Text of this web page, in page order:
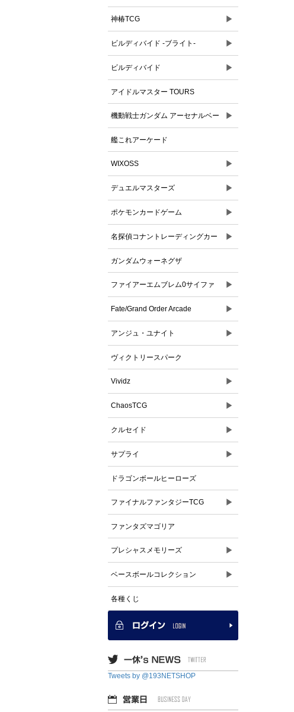
神椿TCG ▶
ビルディバイド -ブライト- ▶
ビルディバイド ▶
アイドルマスター TOURS
機動戦士ガンダム アーセナルベー
ス
▶
艦これアーケード
WIXOSS ▶
デュエルマスターズ ▶
ポケモンカードゲーム ▶
名探偵コナントレーディングカー
ドゲーム
▶
ガンダムウォーネグザ
ファイアーエムブレム0サイファ ▶
Fate/Grand Order Arcade ▶
アンジュ・ユナイト ▶
ヴィクトリースパーク
Vividz ▶
ChaosTCG ▶
クルセイド ▶
サプライ ▶
ドラゴンボールヒーローズ
ファイナルファンタジーTCG ▶
ファンタズマゴリア
プレシャスメモリーズ ▶
ベースボールコレクション ▶
各種くじ
Tweets by @193NETSHOP